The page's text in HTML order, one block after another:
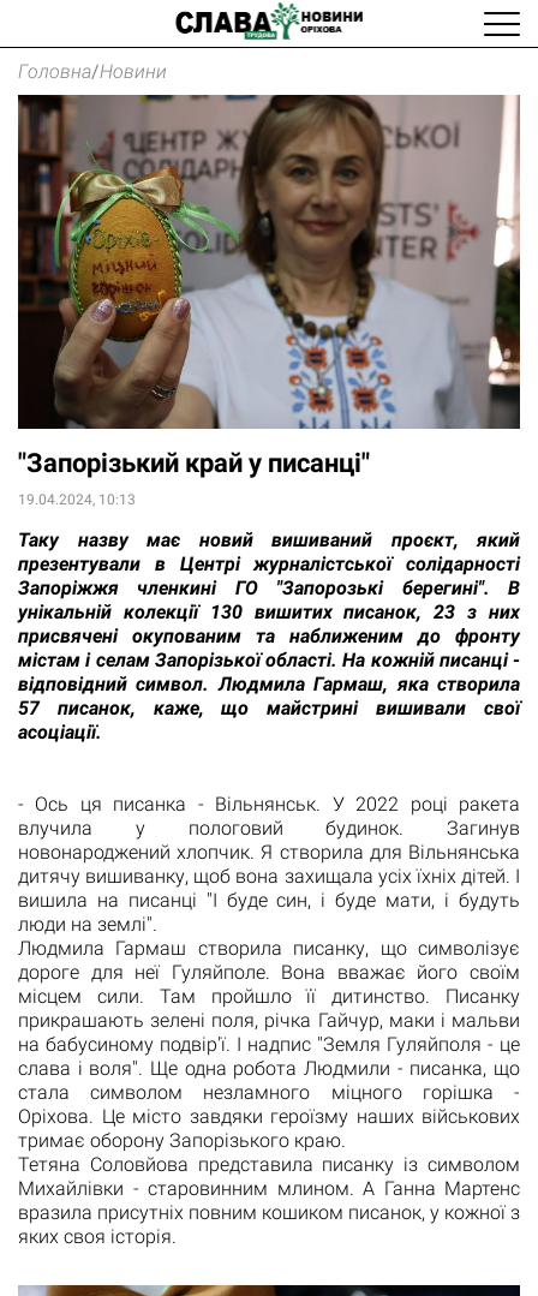
Головна/Новини
"Запорізький край у писанці"
19.04.2024, 10:13
Таку назву має новий вишиваний проєкт, який
презентували в Центрі журналістської солідарності
Запоріжжя членкині ГО "Запорозькі берегині". В
унікальній колекції 130 вишитих писанок, 23 з них
присвячені окупованим та наближеним до фронту
містам і селам Запорізької області. На кожній писанці -
відповідний символ. Людмила Гармаш, яка створила
57 писанок, каже, що майстрині вишивали свої
асоціації.
- Ось ця писанка - Вільнянськ. У 2022 році ракета
влучила у пологовий будинок. Загинув
новонароджений хлопчик. Я створила для Вільнянська
дитячу вишиванку, щоб вона захищала усіх їхніх дітей. І
вишила на писанці "І буде син, і буде мати, і будуть
люди на землі".
Людмила Гармаш створила писанку, що символізує
дороге для неї Гуляйполе. Вона вважає його своїм
місцем сили. Там пройшло її дитинство. Писанку
прикрашають зелені поля, річка Гайчур, маки і мальви
на бабусиному подвір'ї. І надпис "Земля Гуляйполя - це
слава і воля". Ще одна робота Людмили - писанка, що
стала символом незламного міцного горішка -
Оріхова. Це місто завдяки героїзму наших військових
тримає оборону Запорізького краю.
Тетяна Соловйова представила писанку із символом
Михайлівки - старовинним млином. А Ганна Мартенс
вразила присутніх повним кошиком писанок, у кожної з
яких своя історія.